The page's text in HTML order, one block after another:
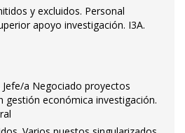
y excluidos. Personal
apoyo investigación. I3A.
a Negociado proyectos
gestión económica investigación.